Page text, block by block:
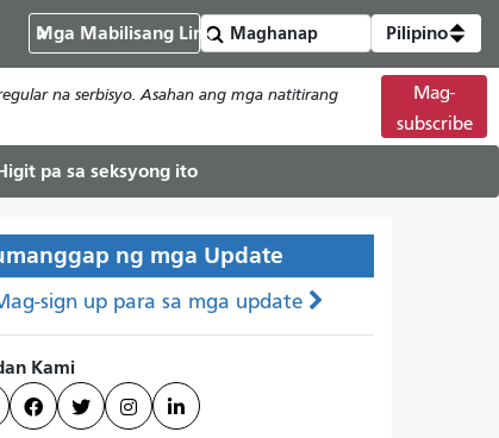
Mga Mabilisang Link Pilipino
na serbisyo. Asahan ang mga natitirang
Mag-
subscribe
pa sa seksyong ito
ng mga Update
sign up para sa mga update
Kami
   